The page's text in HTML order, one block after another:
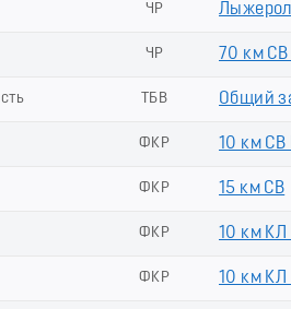
ЧР
ЧР 70 км СВ
ТБВ Общий
ФКР 10 км СВ
ФКР 15 км СВ
ФКР 10 км КЛ
ФКР 10 км КЛ